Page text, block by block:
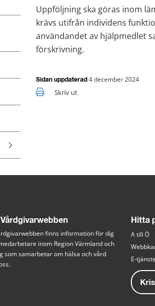
Uppföljning ska göras inom
krävs utifrån individens
användandet av hjälpmedlet
förskrivning.
Sidan uppdaterad 4 december 2024
Skriv ut
finns information för dig
inom Region Värmland och
som samarbetar om hälsa och vård
Hitta
A till Ö
E-